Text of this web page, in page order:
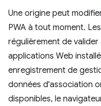
Une origine peut
PWA à tout moment.
régulièrement de
applications Web
enregistrement de
données d'association
disponibles, le